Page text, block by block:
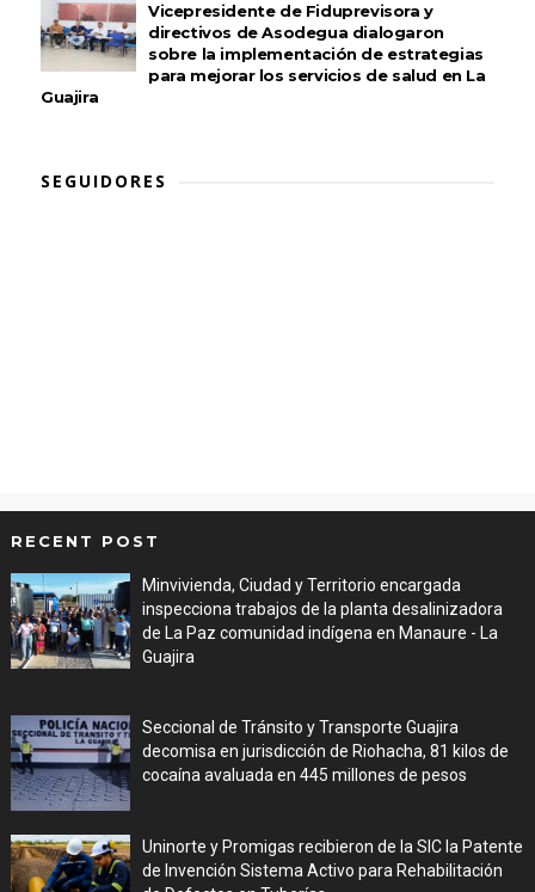
Vicepresidente de Fiduprevisora y
directivos de Asodegua dialogaron
sobre la implementación de estrategias
para mejorar los servicios de salud en La
Guajira
SEGUIDORES
RECENT POST
Minvivienda, Ciudad y Territorio encargada
inspecciona trabajos de la planta desalinizadora
de La Paz comunidad indígena en Manaure - La
Guajira
Seccional de Tránsito y Transporte Guajira
decomisa en jurisdicción de Riohacha, 81 kilos de
cocaína avaluada en 445 millones de pesos
Uninorte y Promigas recibieron de la SIC la Patente
de Invención Sistema Activo para Rehabilitación